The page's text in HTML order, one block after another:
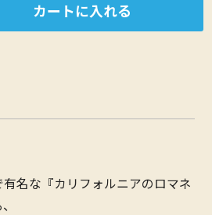
名な『カリフォルニアのロマネ